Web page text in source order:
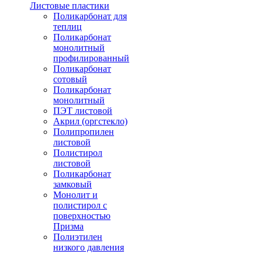
Листовые пластики
Поликарбонат для
теплиц
Поликарбонат
монолитный
профилированный
Поликарбонат
сотовый
Поликарбонат
монолитный
ПЭТ листовой
Акрил (оргстекло)
Полипропилен
листовой
Полистирол
листовой
Поликарбонат
замковый
Монолит и
полистирол с
поверхностью
Призма
Полиэтилен
низкого давления